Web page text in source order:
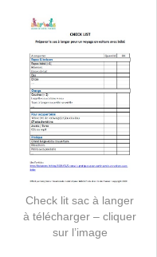
Check lit sac à langer
à télécharger – cliquer
sur l’image